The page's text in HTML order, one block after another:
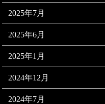
2025年7月
2025年6月
2025年1月
2024年12月
2024年7月